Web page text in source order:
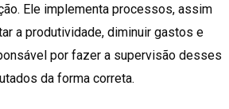
Ele implementa processos, assim
a produtividade, diminuir gastos e
por fazer a supervisão desses
da forma correta.